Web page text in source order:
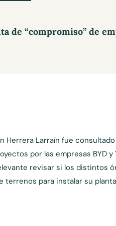
de “compromiso” de
Herrera Larraín fue
por las empresas BYD
revisar si los distintos
terrenos para instalar su